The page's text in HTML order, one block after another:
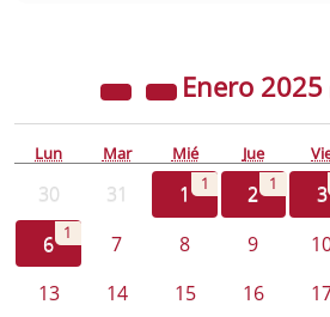
Enero 2025
Lun Mar Mié Jue
30 31 1 1 2 1 3
6 1 7 8 9
13
14 15 16